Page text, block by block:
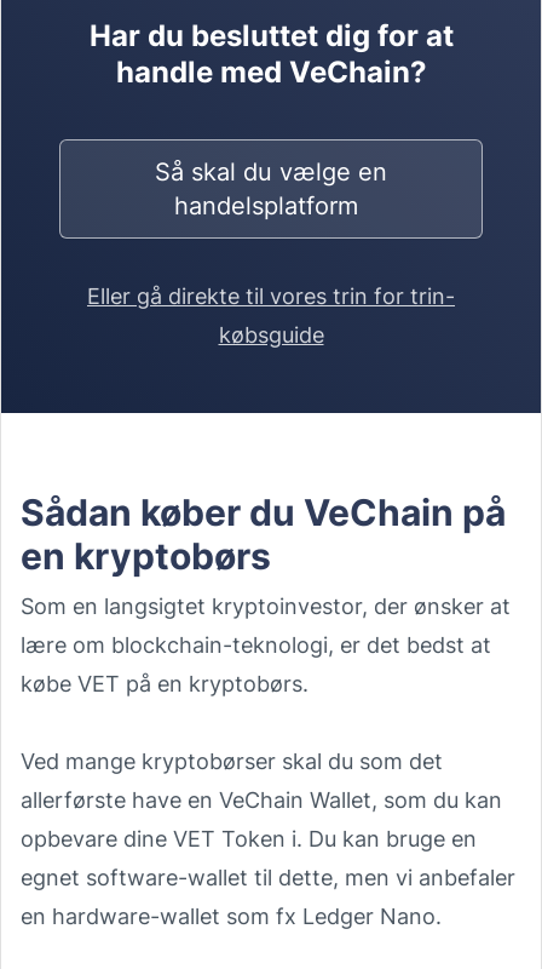
Har du besluttet dig for at
handle med VeChain?
Så skal du vælge en
handelsplatform
Eller gå direkte til vores trin for trin-
købsguide
Sådan køber du VeChain på
en kryptobørs
Som en langsigtet kryptoinvestor, der ønsker at
lære om blockchain-teknologi, er det bedst at
købe VET på en kryptobørs.
Ved mange kryptobørser skal du som det
allerførste have en VeChain Wallet, som du kan
opbevare dine VET Token i. Du kan bruge en
egnet software-wallet til dette, men vi anbefaler
en hardware-wallet som fx Ledger Nano.